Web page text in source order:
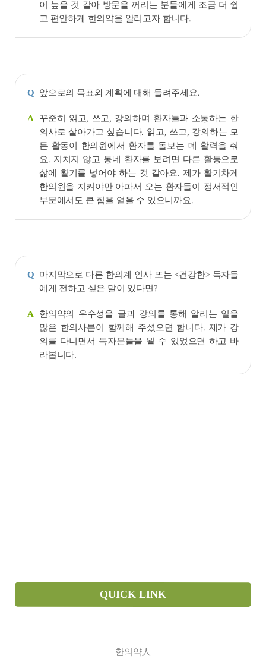
이 높을 것 같아 방문을 꺼리는 분들에게 조금 더 쉽
고 편안하게 한의약을 알리고자 합니다.
Q 앞으로의 목표와 계획에 대해 들려주세요.
A
꾸준히 읽고, 쓰고, 강의하며 환자들과 소통하는 한
의사로 살아가고 싶습니다. 읽고, 쓰고, 강의하는 모
든 활동이 한의원에서 환자를 돌보는 데 활력을 줘
요. 지치지 않고 동네 환자를 보려면 다른 활동으로
삶에 활기를 넣어야 하는 것 같아요. 제가 활기차게
한의원을 지켜야만 아파서 오는 환자들이 정서적인
부분에서도 큰 힘을 얻을 수 있으니까요.
Q 마지막으로 다른 한의계 인사 또는 <건강한> 독자들
에게 전하고 싶은 말이 있다면?
A
한의약의 우수성을 글과 강의를 통해 알리는 일을
많은 한의사분이 함께해 주셨으면 합니다. 제가 강
의를 다니면서 독자분들을 뵐 수 있었으면 하고 바
라봅니다.
QUICK LINK
한의약人